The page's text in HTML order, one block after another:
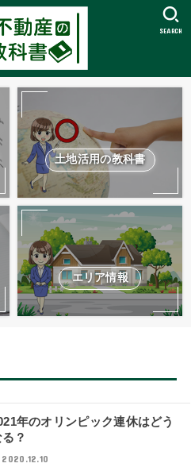
SEARCH
土地活用の教科書
エリア情報
年のオリンピック連休はどう
？
2020.12.10